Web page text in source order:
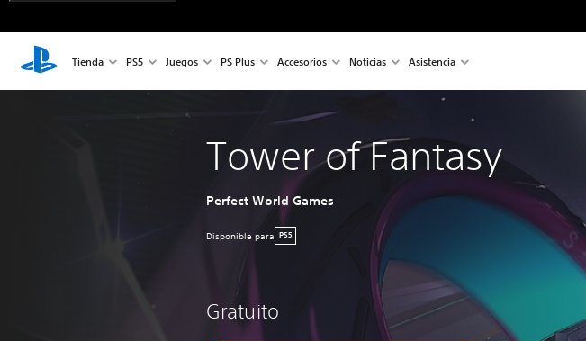
Tienda PS5 Juegos PS Plus Accesorios Noticias Asistencia
Tower of Fantasy
Perfect World Games
Disponible para PS5
Gratuito